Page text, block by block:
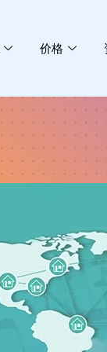
价格